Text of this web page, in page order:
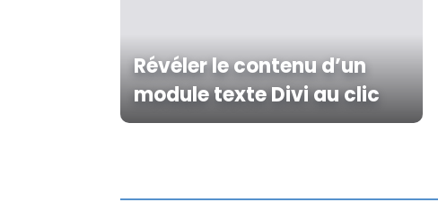
Révéler le contenu d’un
module texte Divi au clic